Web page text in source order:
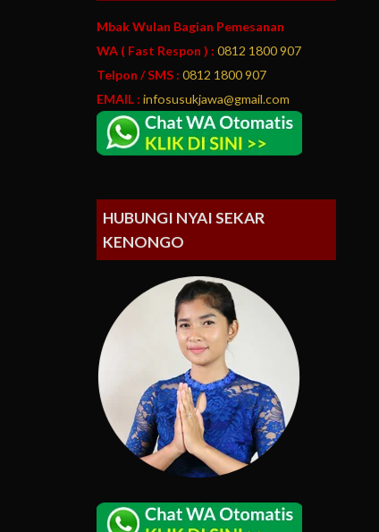
Mbak Wulan Bagian Pemesanan
WA ( Fast Respon ) : 0812 1800 907
Telpon / SMS : 0812 1800 907
EMAIL : infosusukjawa@gmail.com
HUBUNGI NYAI SEKAR
KENONGO